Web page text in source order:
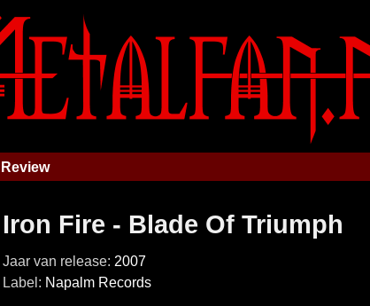
Review
Iron Fire - Blade Of Triumph
Jaar van release: 2007
Label: Napalm Records